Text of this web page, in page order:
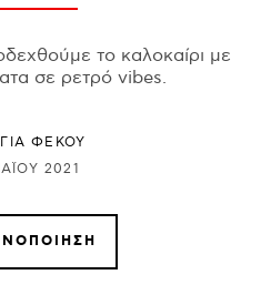
το καλοκαίρι με
σε ρετρό vibes.
ΦΕΚΟΥ
2021